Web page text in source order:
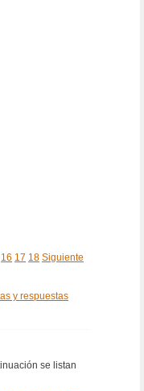
16 17 18 Siguiente
y respuestas
se listan